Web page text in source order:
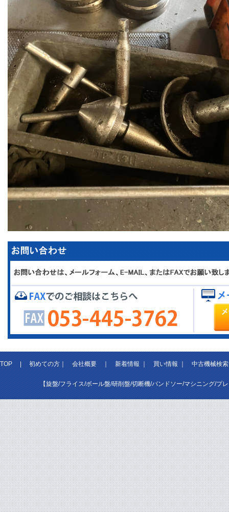
TOP|初めての方｜会社概要｜新着情報｜買い情報｜中古機械検索
【旋盤/フライス/ボール盤/研削盤/切断機/バンドソー/マシニング/プ